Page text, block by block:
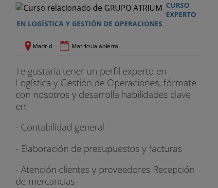
CURSO
EXPERTO
EN LOGÍSTICA Y GESTIÓN DE OPERACIONES
Madrid Matrícula abierta
Te gustaría tener un perfil experto en
Logística y Gestión de Operaciones, fórmate
con nosotros y desarrolla habilidades clave
en:
- Contabilidad general
- Elaboración de presupuestos y facturas
- Atención clientes y proveedores Recepción
de mercancías